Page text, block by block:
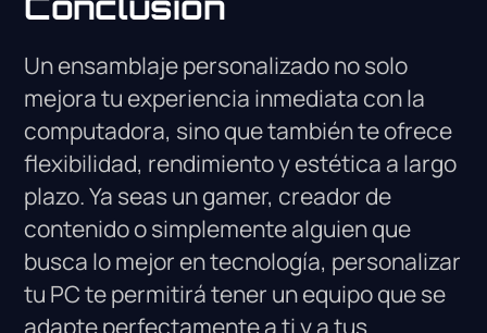
Un ensamblaje personalizado no solo
mejora tu experiencia inmediata con la
computadora, sino que también te ofrece
flexibilidad, rendimiento y estética a largo
plazo. Ya seas un gamer, creador de
contenido o simplemente alguien que
busca lo mejor en tecnología, personalizar
tu PC te permitirá tener un equipo que se
adapte perfectamente a ti y a tus